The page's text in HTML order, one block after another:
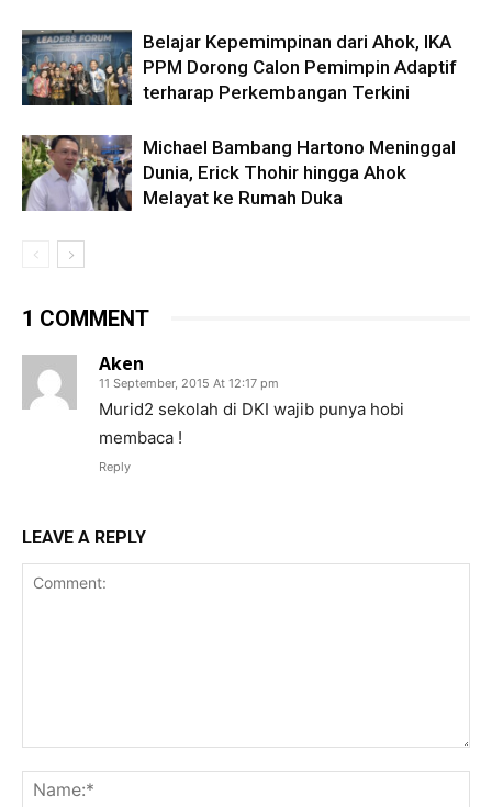
Belajar Kepemimpinan dari Ahok, IKA
PPM Dorong Calon Pemimpin Adaptif
terharap Perkembangan Terkini
Michael Bambang Hartono Meninggal
Dunia, Erick Thohir hingga Ahok
Melayat ke Rumah Duka
1 COMMENT
Aken
11 September, 2015 At 12:17 pm
Murid2 sekolah di DKI wajib punya hobi
membaca !
Reply
LEAVE A REPLY